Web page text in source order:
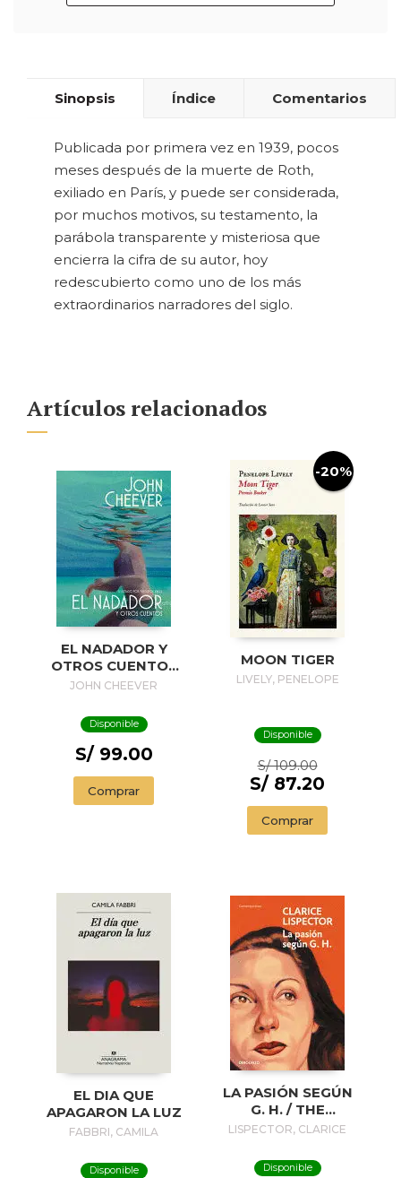
Sinopsis Índice Comentarios
Publicada por primera vez en 1939, pocos
meses después de la muerte de Roth,
exiliado en París, y puede ser considerada,
por muchos motivos, su testamento, la
parábola transparente y misteriosa que
encierra la cifra de su autor, hoy
redescubierto como uno de los más
extraordinarios narradores del siglo.
Artículos relacionados
EL NADADOR Y
OTROS CUENTOS
(EDICIÓN
SWIMMER AND
OTHER STORIES (
ILLUSTRADED
JOHN CHEEVER
Disponible
S/ 99.00
Comprar
-20%
MOON TIGER
LIVELY, PENELOPE
Disponible
S/ 109.00
S/ 87.20
Comprar
EL DIA QUE
APAGARON LA LUZ
FABBRI, CAMILA
Disponible
LA PASIÓN SEGÚN
G. H. / THE
PASSION
H.
LISPECTOR, CLARICE
Disponible